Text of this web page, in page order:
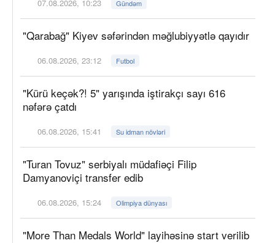
07.08.2026, 10:23 Gündəm
"Qarabağ" Kiyev səfərindən məğlubiyyətlə qayıdır
06.08.2026, 23:12 Futbol
"Kürü keçək?! 5" yarışında iştirakçı sayı 616
nəfərə çatdı
06.08.2026, 15:41 Su idman növləri
"Turan Tovuz" serbiyalı müdafiəçi Filip
Damyanoviçi transfer edib
06.08.2026, 15:24 Olimpiya dünyası
"More Than Medals World" layihəsinə start verilib